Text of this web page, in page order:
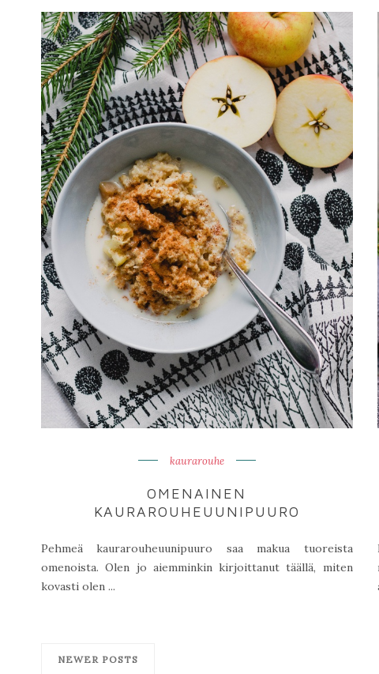
kaurarouhe
OMENAINEN
KAURAROUHEUUNIPUURO
Pehmeä kaurarouheuunipuuro saa makua tuoreista
omenoista. Olen jo aiemminkin kirjoittanut täällä, miten
kovasti olen ...
NEWER POSTS